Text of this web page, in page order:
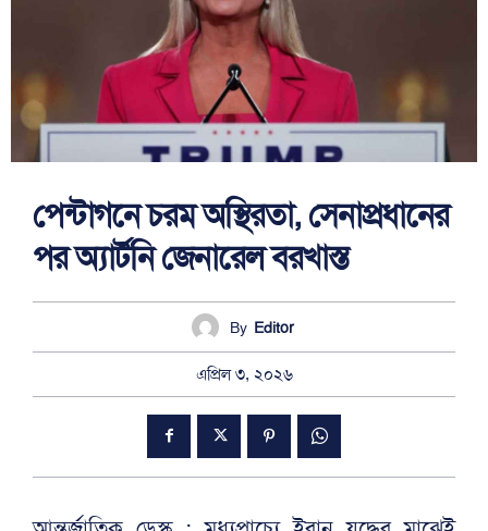
পেন্টাগনে চরম অস্থিরতা, সেনাপ্রধানের
পর অ্যার্টনি জেনারেল বরখাস্ত
By Editor
এপ্রিল ৩, ২০২৬